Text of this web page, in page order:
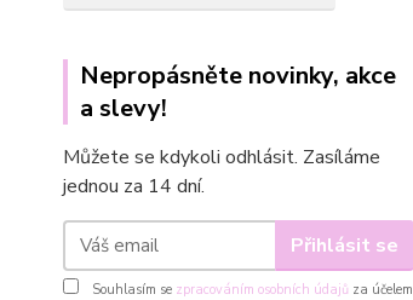
Nepropásněte novinky, akce
a slevy!
Můžete se kdykoli odhlásit. Zasíláme
jednou za 14 dní.
Přihlásit se
Souhlasím se zpracováním osobních údajů za účelem